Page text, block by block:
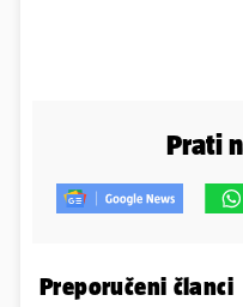
Prati
Preporučeni članci